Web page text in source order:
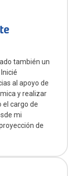
también un
al apoyo de
y realizar
el cargo de
mi
de